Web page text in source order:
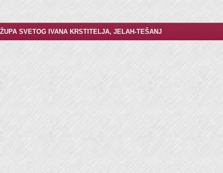
ŽUPA SVETOG IVANA KRSTITELJA, JELAH-TEŠANJ